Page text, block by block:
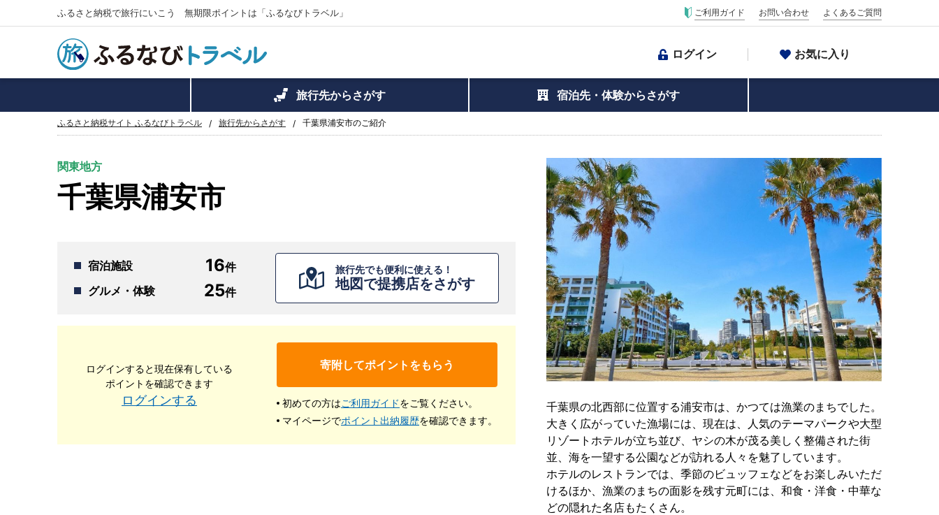
ふるさと納税で旅行にいこう 無期限ポイントは「ふるなびトラベル」 ご利用ガイド お問い合わせ よくあるご質問
ログイン お気に入り
旅行先からさがす 宿泊先・体験からさがす
ふるさと納税サイト ふるなびトラベル 旅行先からさがす 千葉県浦安市のご紹介
関東地方
千葉県浦安市
宿泊施設 16
グルメ・体験 25
旅行先でも便利に使える！
地図で提携店をさがす
千葉県の北西部に位置する浦安市は、かつては漁業のまちでした。
大きく広がっていた漁場には、現在は、人気のテーマパークや大型
リゾートホテルが立ち並び、ヤシの木が茂る美しく整備された街
並、海を一望する公園などが訪れる人々を魅了しています。
ホテルのレストランでは、季節のビュッフェなどをお楽しみいただ
けるほか、漁業のまちの面影を残す元町には、和食・洋食・中華な
どの隠れた名店もたくさん。
ログインすると現在保有している
ポイントを確認できます
ログインする
寄附してポイントをもらう
初めての方はご利用ガイドをご覧ください。
マイページでポイント出納履歴を確認できます。